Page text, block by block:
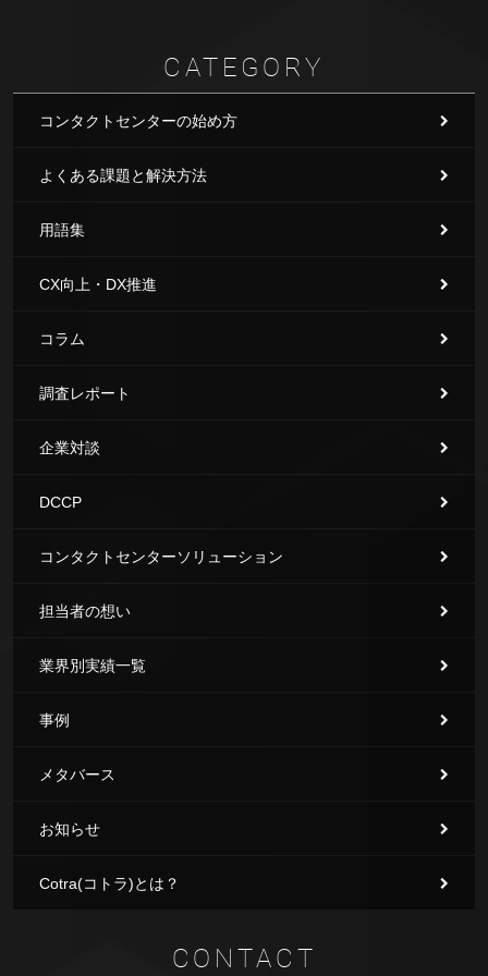
CATEGORY
コンタクトセンターの始め方
よくある課題と解決方法
用語集
CX向上・DX推進
コラム
調査レポート
企業対談
DCCP
コンタクトセンターソリューション
担当者の想い
業界別実績一覧
事例
メタバース
お知らせ
Cotra(コトラ)とは？
CONTACT